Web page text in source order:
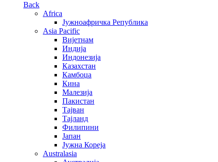
Back
Africa
Јужноафричка Република
Asia Pacific
Вијетнам
Индија
Индонезија
Казахстан
Камбоџа
Кина
Малезија
Пакистан
Тајван
Тајланд
Филипини
Јапан
Јужна Кореја
Australasia